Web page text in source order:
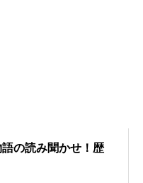
の読み聞かせ！歴